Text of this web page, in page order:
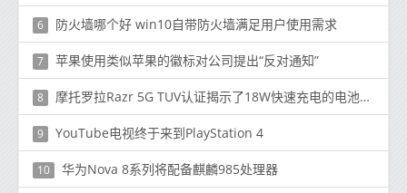
6 防火墙哪个好 win10自带防火墙满足用户使用需求
7 苹果使用类似苹果的徽标对公司提出“反对通知”
8 摩托罗拉Razr 5G TUV认证揭示了18W快速充电的电池尺寸
9 YouTube电视终于来到PlayStation 4
10 华为Nova 8系列将配备麒麟985处理器